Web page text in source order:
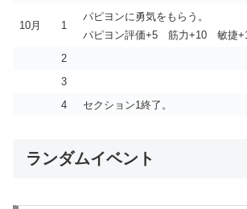
10月 1
パピヨンに勇気をもらう。
パピヨン評価+5 筋力+10 敏捷
2
3
4
セクション1終了。
ランダムイベント